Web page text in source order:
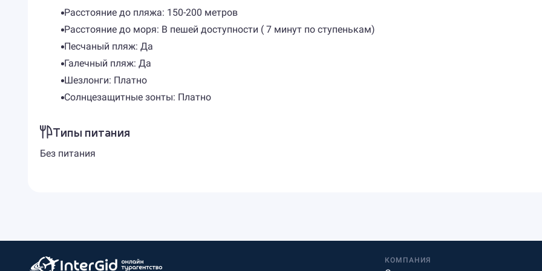
Расстояние до пляжа: 150-200 метров
Расстояние до моря: В пешей доступности ( 7 минут по ступенькам)
Песчаный пляж: Да
Галечный пляж: Да
Шезлонги: Платно
Солнцезащитные зонты: Платно
Типы питания
Без питания
КОМПАНИЯ